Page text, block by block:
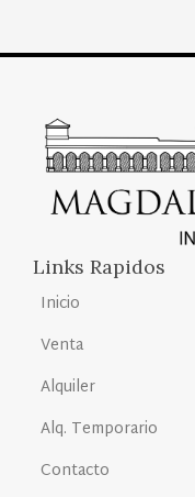
Links Rapidos
Inicio
Venta
Alquiler
Alq. Temporario
Contacto